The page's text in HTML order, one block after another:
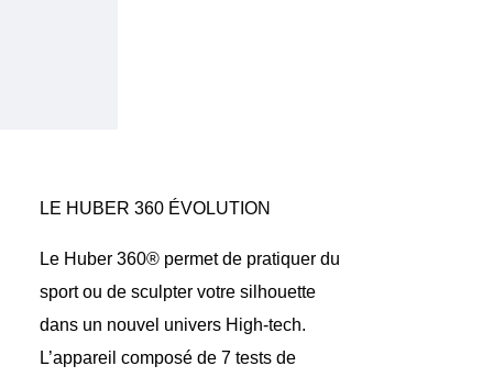
LE HUBER 360 ÉVOLUTION
Le Huber 360® permet de pratiquer du
sportou de sculpter votre silhouette
dans un nouvel univers High-tech.
L’appareil composé de 7 tests de